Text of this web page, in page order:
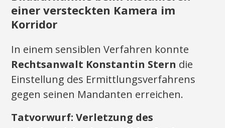
einer versteckten Kamera im
Korridor
In einem sensiblen Verfahren konnte
Rechtsanwalt Konstantin Stern die
Einstellung des Ermittlungsverfahrens
gegen seinen Mandanten erreichen.
Tatvorwurf: Verletzung des